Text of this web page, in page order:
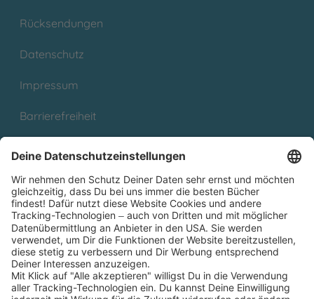
Rücksendungen
Datenschutz
Impressum
Barrierefreiheit
Partnerprogramm (Affiliate)
Folge uns auf